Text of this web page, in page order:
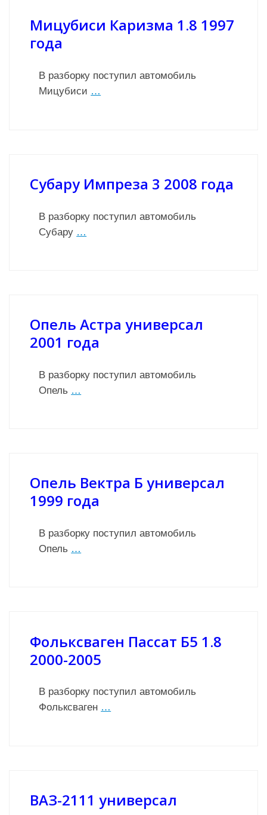
Мицубиси Каризма 1.8 1997
года
В разборку поступил автомобиль
Мицубиси …
Субару Импреза 3 2008 года
В разборку поступил автомобиль
Субару …
Опель Астра универсал
2001 года
В разборку поступил автомобиль
Опель …
Опель Вектра Б универсал
1999 года
В разборку поступил автомобиль
Опель …
Фольксваген Пассат Б5 1.8
2000-2005
В разборку поступил автомобиль
Фольксваген …
ВАЗ-2111 универсал